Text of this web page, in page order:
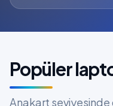
Popüler
Anakart seviyesinde